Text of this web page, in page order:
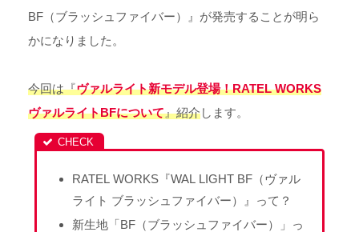
BF（ブラッシュファイバー）』が発売することが明ら
かになりました。
今回は『ヴァルライト新モデル登場！RATEL WORKS
ヴァルライトBFについて』紹介します。
RATEL WORKS『WAL LIGHT BF（ヴァル
ライト ブラッシュファイバー）』って？
新生地「BF（ブラッシュファイバー）」っ